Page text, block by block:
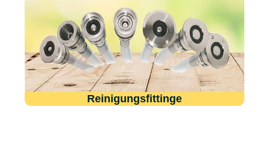
Reinigungsfittinge